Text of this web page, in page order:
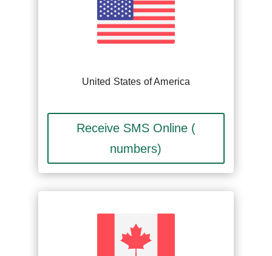
United States of America
Receive SMS Online (
numbers)